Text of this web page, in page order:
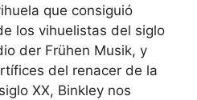
que consiguió
los vihuelistas del siglo
der Frühen Musik, y
del renacer de la
XX, Binkley nos